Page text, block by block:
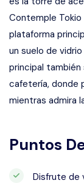
Contemple
plataforma
un suelo de
principal
cafetería, donde
mientras admira
Puntos
Disfrute de